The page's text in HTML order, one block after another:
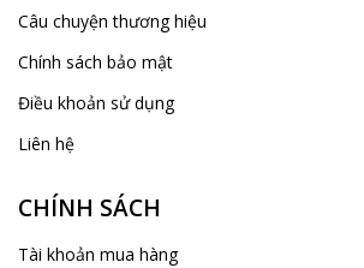
Câu chuyện thương hiệu
Chính sách bảo mật
Điều khoản sử dụng
Liên hệ
CHÍNH SÁCH
Tài khoản mua hàng